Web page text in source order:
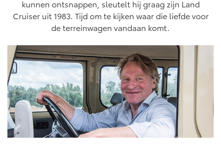
Vanaf € 31.895,- Vanaf € 32.995,-
Corolla Hatchback
HYBRIDE
Vanaf € 33.495,-
Corolla Touring Sports
HYBRIDE
Vanaf € 35.495,-
Vakantiecheck
Hybride Zekerheid Controle
Toyota Service Informatie (SIL)
Schade & Garantie
Toyota Pechhulp
Schade & Glasherstel
10 jaar Toyota garantie
Private Lease voor ZZP
Financieren
Toyota Betaalplan
Oplaadservice
Thuislaadpakketten
Toyota voor de zaak
ZZP
Wagenparkbeheer
Leasen
Financial Lease
Operational Lease
Contact en Route
Schade melden
Plan een proefrit
Vraag een brochure aan
Bekijk de verwachte modellen
kunnen ontsnappen, sleutelt hij graag zijn Land
Cruiser uit 1983. Tijd om te kijken waar die liefde voor
de terreinwagen vandaan komt.